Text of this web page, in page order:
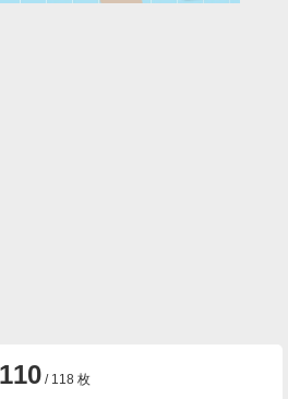
110/ 118 枚